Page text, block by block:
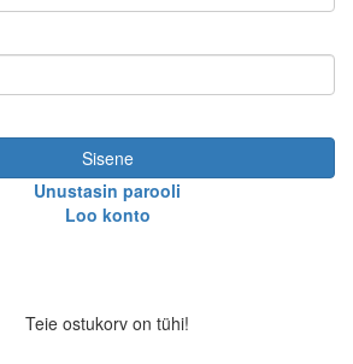
Sisene
Unustasin parooli
Loo konto
Teie ostukorv on tühi!